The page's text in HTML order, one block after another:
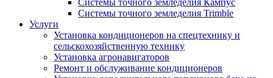
Системы точного земледелия Кампус
Системы точного земледелия Trimble
Услуги
Установка кондиционеров на спецтехнику и
сельскохозяйственную технику
Установка aгронавигаторов
Ремонт и обслуживание кондиционеров